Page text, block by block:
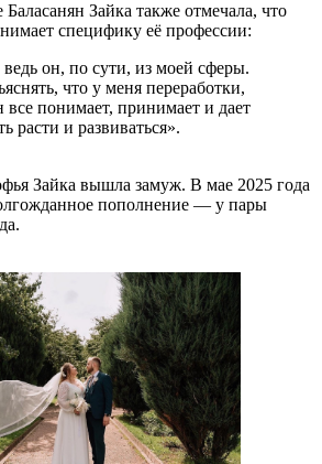
Зайка также отмечала, что
специфику её профессии:
ведь он, по сути, из моей сферы.
что у меня переработки,
понимает, принимает и дает
расти и развиваться».
Зайка вышла замуж. В мае 2025 года
пополнение — у пары